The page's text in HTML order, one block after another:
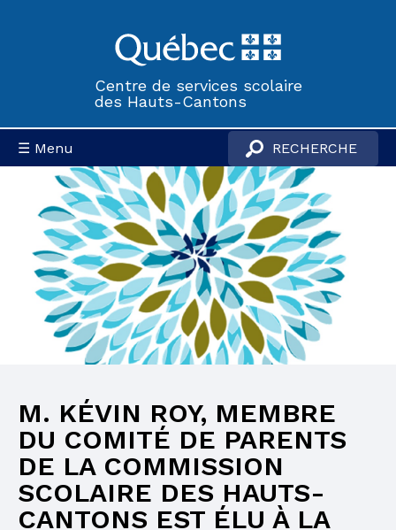
Centre de services scolaire
des Hauts-Cantons
☰ Menu
M. KÉVIN ROY, MEMBRE
DU COMITÉ DE PARENTS
DE LA COMMISSION
SCOLAIRE DES HAUTS-
CANTONS EST ÉLU À LA